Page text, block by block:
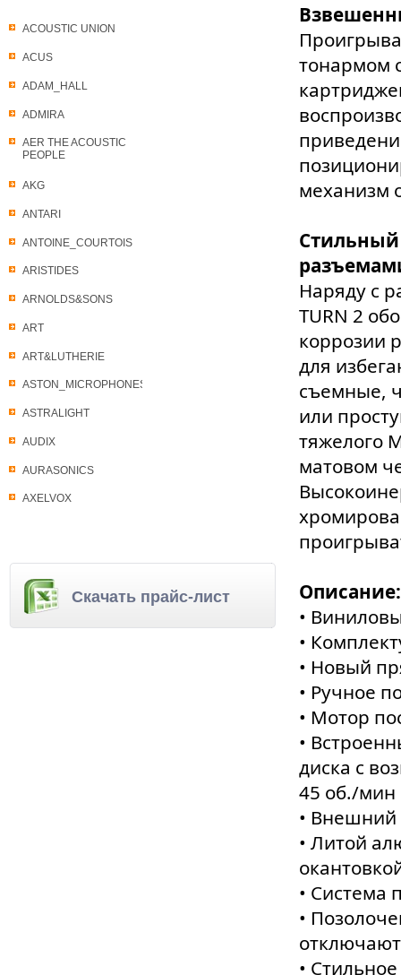
ACOUSTIC UNION
ACUS
ADAM_HALL
ADMIRA
AER THE ACOUSTIC
PEOPLE
AKG
ANTARI
ANTOINE_COURTOIS
ARISTIDES
ARNOLDS&SONS
ART
ART&LUTHERIE
ASTON_MICROPHONES
ASTRALIGHT
AUDIX
AURASONICS
AXELVOX
Скачать прайс-лист
тонармом
механизм
Наряду с
TURN 2
коррозии
для
съемные,
или
тяжелого
матовом
Описание:
•
•
• Новый
• Ручное
• Мотор
•
диска с
45 об./мин
• Внешний
• Литой
• Система
•
•